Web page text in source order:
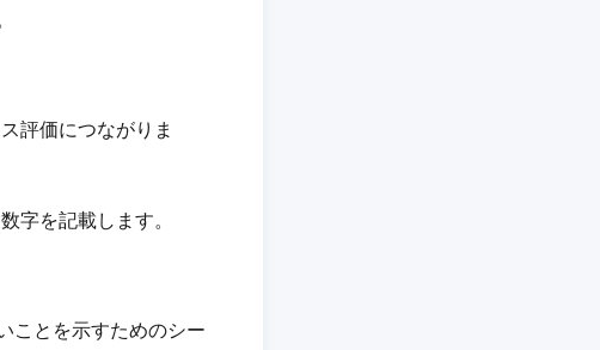
評価につながりま
字を記載します。
ことを示すためのシー